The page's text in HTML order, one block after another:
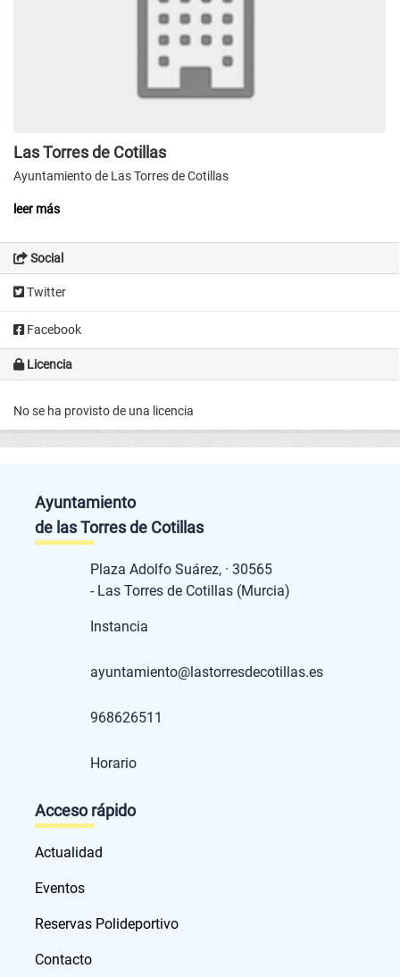
Las Torres de Cotillas
Ayuntamiento de Las Torres de Cotillas
leer más
Social
Twitter
Facebook
Licencia
No se ha provisto de una licencia
Ayuntamiento
de las Torres de Cotillas
Plaza Adolfo Suárez, · 30565
- Las Torres de Cotillas (Murcia)
Instancia
ayuntamiento@lastorresdecotillas.es
968626511
Horario
Acceso rápido
Actualidad
Eventos
Reservas Polideportivo
Contacto